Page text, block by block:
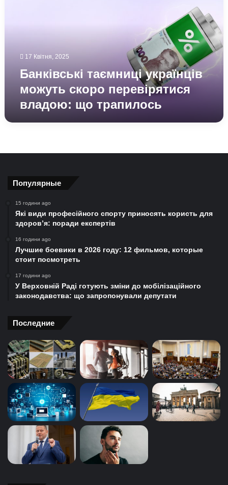
трапилось17 Квітня, 2025
Банківські таємниці українців
можуть скоро перевірятися
владою: що трапилось
Популярные
15 години ago
Які види професійного спорту приносять користь для
здоров’я: поради експертів
16 години ago
Лучшие боевики в 2026 году: 12 фильмов, которые
стоит посмотреть
17 години ago
У Верховній Раді готують зміни до мобілізаційного
законодавства: що запропонували депутати
Последние